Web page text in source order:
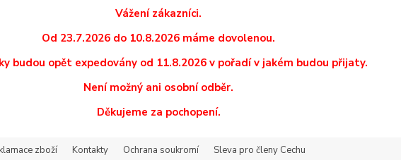
Vážení zákazníci.
Od 23.7.2026 do 10.8.2026 máme dovolenou.
budou opět expedovány od 11.8.2026 v pořadí v jakém budou přijaty.
Není možný ani osobní odběr.
Děkujeme za pochopení.
zboží Kontakty Ochrana soukromí Sleva pro členy Cechu